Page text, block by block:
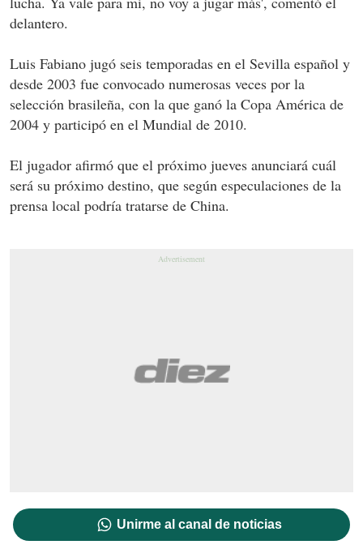
delantero.
Luis Fabiano jugó seis temporadas en el Sevilla español y
desde 2003 fue convocado numerosas veces por la
selección brasileña, con la que ganó la Copa América de
2004 y participó en el Mundial de 2010.
El jugador afirmó que el próximo jueves anunciará cuál
será su próximo destino, que según especulaciones de la
prensa local podría tratarse de China.
Unirme al canal de noticias